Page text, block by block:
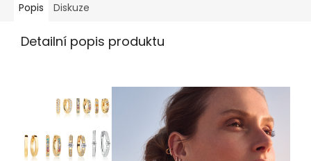
Popis Diskuze
Detailní popis produktu